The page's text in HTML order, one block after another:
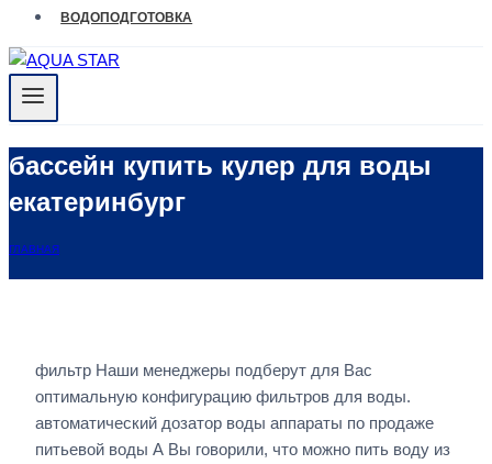
ВОДОПОДГОТОВКА
бассейн купить кулер для воды
екатеринбург
ГЛАВНАЯ
фильтр Наши менеджеры подберут для Вас
оптимальную конфигурацию фильтров для воды.
автоматический дозатор воды аппараты по продаже
питьевой воды А Вы говорили, что можно пить воду из